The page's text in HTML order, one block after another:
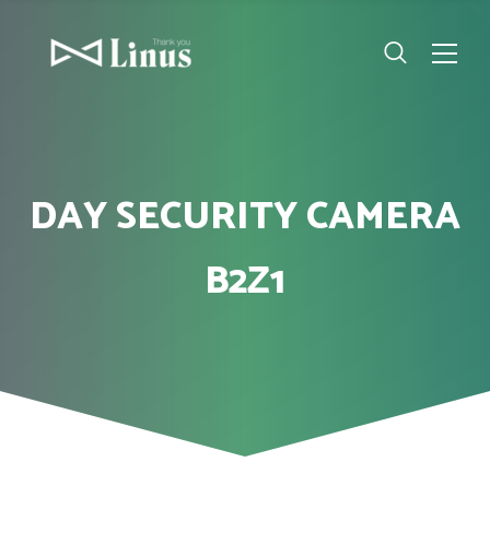
DAY SECURITY CAMERA
B2Z1